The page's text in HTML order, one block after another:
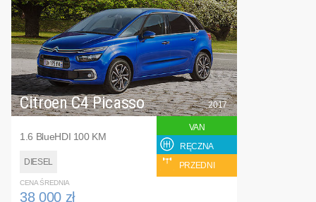
Citroen C4 Picasso
1.6 BlueHDI 100 KM
DIESEL
2017
VAN
RĘCZNA
PRZEDNI
CENA ŚREDNIA
38 000 zł